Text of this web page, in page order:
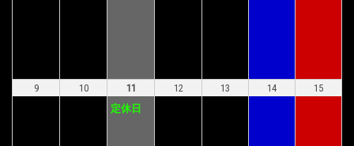
9 10
11
定休日
12 13 14 15